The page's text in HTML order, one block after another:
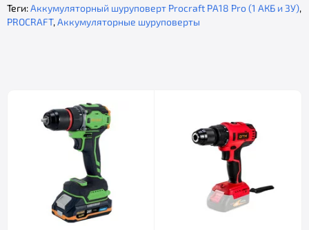
Теги:Аккумуляторный шуруповерт Procraft PA18 Pro (1 АКБ и ЗУ),
PROCRAFT,Аккумуляторные шуруповерты